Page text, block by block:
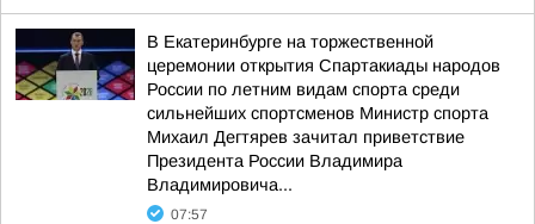
В Екатеринбурге на торжественной
церемонии открытия Спартакиады народов
России по летним видам спорта среди
сильнейших спортсменов Министр спорта
Михаил Дегтярев зачитал приветствие
Президента России Владимира
Владимировича...
07:57